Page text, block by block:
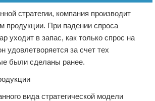
стратегии, компания производит
продукции. При падении спроса
уходит в запас, как только спрос на
удовлетворяется за счет тех
были сделаны ранее.
вида стратегической модели